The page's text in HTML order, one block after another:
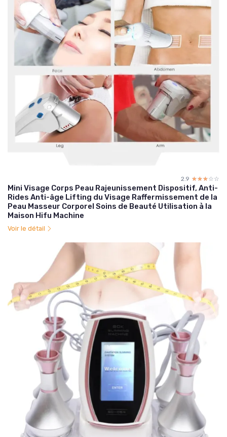
2.9 ☆☆☆☆☆
★★★★★
Mini Visage Corps Peau Rajeunissement Dispositif, Anti-
Rides Anti-âge Lifting du Visage Raffermissement de la
Peau Masseur Corporel Soins de Beauté Utilisation à la
Maison Hifu Machine
Voir le détail